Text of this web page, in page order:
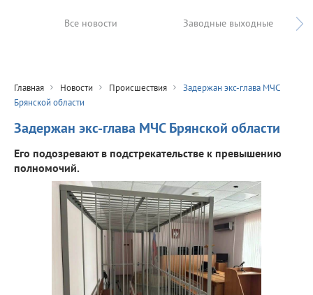
Все новости Заводные выходные
Главная Новости Происшествия
Задержан экс-глава МЧС
Брянской области
Задержан экс-глава МЧС Брянской области
Его подозревают в подстрекательстве к превышению
полномочий.